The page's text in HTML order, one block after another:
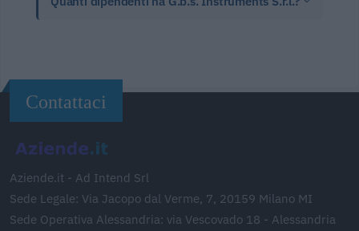
Contattaci
Aziende.it - Ad Intend Srl
Sede Legale: Via Jacopo dal Verme, 7, 20159 Milano MI
Sede Operativa Alessandria: via Vescovado 18 - Alessandria